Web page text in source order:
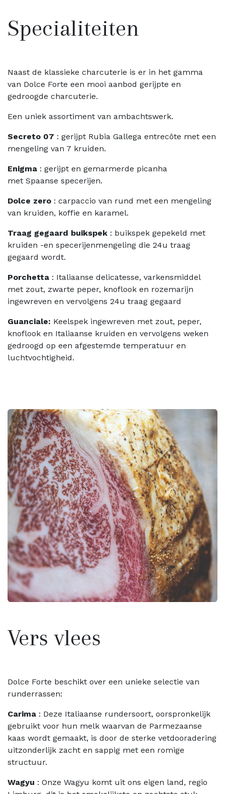
Specialiteiten
Naast de klassieke charcuterie is er in het gamma
van Dolce Forte een mooi aanbod gerijpte en
gedroogde charcuterie.
Een uniek assortiment van ambachtswerk.
Secreto 07 : gerijpt Rubia Gallega entrecôte met een
mengeling van 7 kruiden.
Enigma : gerijpt en gemarmerde picanha
met Spaanse specerijen.
Dolce zero : carpaccio van rund met een mengeling
van kruiden, koffie en karamel.
Traag gegaard buikspek : buikspek gepekeld met
kruiden -en specerijenmengeling die 24u traag
gegaard wordt.
Porchetta : Italiaanse delicatesse, varkensmiddel
met zout, zwarte peper, knoflook en rozemarijn
ingewreven en vervolgens 24u traag gegaard
Guanciale: Keelspek ingewreven met zout, peper,
knoflook en Italiaanse kruiden en vervolgens weken
gedroogd op een afgestemde temperatuur en
luchtvochtigheid.
Vers vlees
Dolce Forte beschikt over een unieke selectie van
runderrassen:
Carima : Deze Italiaanse rundersoort, oorspronkelijk
gebruikt voor hun melk waarvan de Parmezaanse
kaas wordt gemaakt, is door de sterke vetdooradering
uitzonderlijk zacht en sappig met een romige
structuur.
Wagyu : Onze Wagyu komt uit ons eigen land, regio